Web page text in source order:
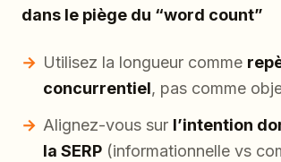
dans le piège du “word count”
Utilisez la longueur comme
concurrentiel, pas comme
Alignez-vous sur l’intention
la SERP (informationnelle vs